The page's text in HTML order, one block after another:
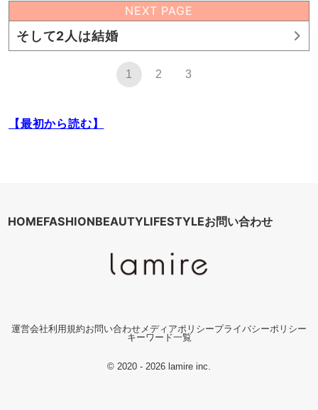
NEXT PAGE
そして2人は結婚
1 2 3
【最初から読む】
HOMEFASHIONBEAUTYLIFESTYLEお問い合わせ
運営会社利用規約お問い合わせ メディアポリシープライバシーポリシー
キーワード一覧
© 2020 - 2026 lamire inc.